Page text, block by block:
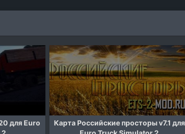
для Euro
Карта Российские просторы v7.1 для